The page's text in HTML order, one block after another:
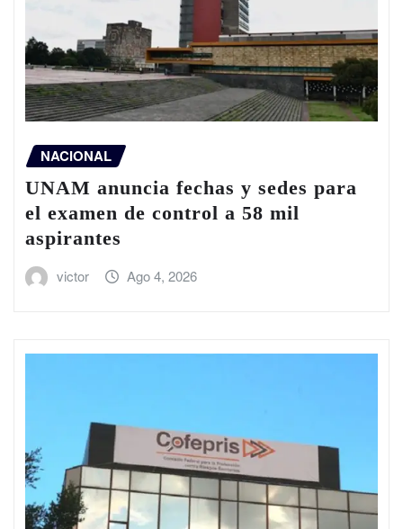
NACIONAL
UNAM anuncia fechas y sedes para
el examen de control a 58 mil
aspirantes
victor Ago 4, 2026